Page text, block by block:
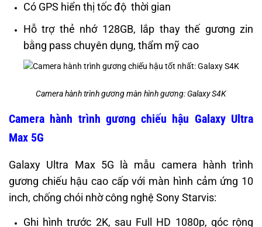
Có GPS hiển thị tốc độ thời gian
Hỗ trợ thẻ nhớ 128GB, lắp thay thế gương zin
bằng pass chuyên dụng, thẩm mỹ cao
Camera hành trình gương màn hình gương: Galaxy S4K
Camera hành trình gương chiếu hậu Galaxy Ultra
Max 5G
Galaxy Ultra Max 5G là mẫu camera hành trình
gương chiếu hậu cao cấp với màn hình cảm ứng 10
inch, chống chói nhờ công nghệ Sony Starvis:
Ghi hình trước 2K, sau Full HD 1080p, góc rộng